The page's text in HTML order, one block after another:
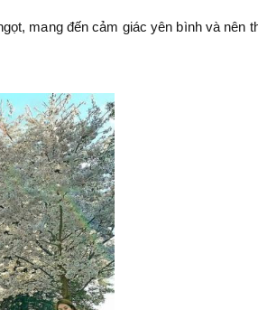
mang đến cảm giác yên bình và nên